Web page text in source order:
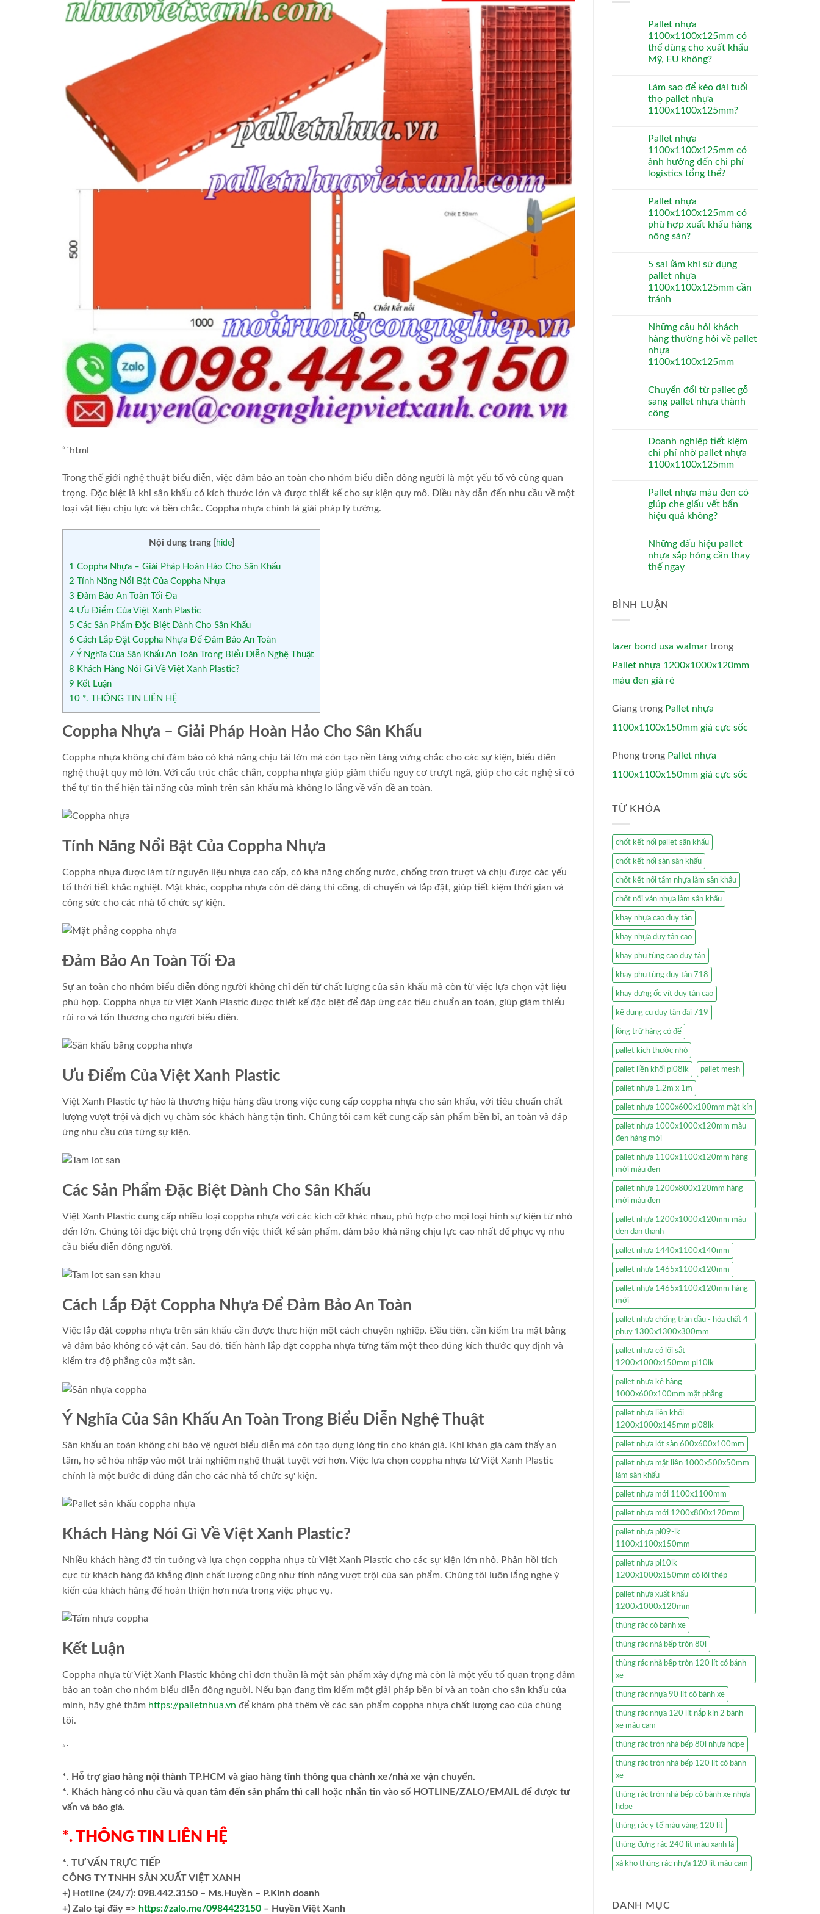
“`html
Trong thế giới nghệ thuật biểu diễn, việc đảm bảo an toàn cho nhóm biểu diễn đông người là một yếu tố vô cùng quan
trọng. Đặc biệt là khi sân khấu có kích thước lớn và được thiết kế cho sự kiện quy mô. Điều này dẫn đến nhu cầu về một
loại vật liệu chịu lực và bền chắc. Coppha nhựa chính là giải pháp lý tưởng.
Nội dung trang hide]
1 Coppha Nhựa – Giải Pháp Hoàn Hảo Cho Sân Khấu
2 Tính Năng Nổi Bật Của Coppha Nhựa
3 Đảm Bảo An Toàn Tối Đa
4 Ưu Điểm Của Việt Xanh Plastic
5 Các Sản Phẩm Đặc Biệt Dành Cho Sân Khấu
6 Cách Lắp Đặt Coppha Nhựa Để Đảm Bảo An Toàn
7 Ý Nghĩa Của Sân Khấu An Toàn Trong Biểu Diễn Nghệ Thuật
8 Khách Hàng Nói Gì Về Việt Xanh Plastic?
9 Kết Luận
10 *. THÔNG TIN LIÊN HỆ
Coppha Nhựa – Giải Pháp Hoàn Hảo Cho Sân Khấu
Coppha nhựa không chỉ đảm bảo có khả năng chịu tải lớn mà còn tạo nền tảng vững chắc cho các sự kiện, biểu diễn
nghệ thuật quy mô lớn. Với cấu trúc chắc chắn, coppha nhựa giúp giảm thiểu nguy cơ trượt ngã, giúp cho các nghệ sĩ có
thể tự tin thể hiện tài năng của mình trên sân khấu mà không lo lắng về vấn đề an toàn.
Tính Năng Nổi Bật Của Coppha Nhựa
Coppha nhựa được làm từ nguyên liệu nhựa cao cấp, có khả năng chống nước, chống trơn trượt và chịu được các yếu
tố thời tiết khắc nghiệt. Mặt khác, coppha nhựa còn dễ dàng thi công, di chuyển và lắp đặt, giúp tiết kiệm thời gian và
công sức cho các nhà tổ chức sự kiện.
Đảm Bảo An Toàn Tối Đa
Sự an toàn cho nhóm biểu diễn đông người không chỉ đến từ chất lượng của sân khấu mà còn từ việc lựa chọn vật liệu
phù hợp. Coppha nhựa từ Việt Xanh Plastic được thiết kế đặc biệt để đáp ứng các tiêu chuẩn an toàn, giúp giảm thiểu
rủi ro và tổn thương cho người biểu diễn.
Ưu Điểm Của Việt Xanh Plastic
Việt Xanh Plastic tự hào là thương hiệu hàng đầu trong việc cung cấp coppha nhựa cho sân khấu, với tiêu chuẩn chất
lượng vượt trội và dịch vụ chăm sóc khách hàng tận tình. Chúng tôi cam kết cung cấp sản phẩm bền bỉ, an toàn và đáp
ứng nhu cầu của từng sự kiện.
Các Sản Phẩm Đặc Biệt Dành Cho Sân Khấu
Việt Xanh Plastic cung cấp nhiều loại coppha nhựa với các kích cỡ khác nhau, phù hợp cho mọi loại hình sự kiện từ nhỏ
đến lớn. Chúng tôi đặc biệt chú trọng đến việc thiết kế sản phẩm, đảm bảo khả năng chịu lực cao nhất để phục vụ nhu
cầu biểu diễn đông người.
Cách Lắp Đặt Coppha Nhựa Để Đảm Bảo An Toàn
Việc lắp đặt coppha nhựa trên sân khấu cần được thực hiện một cách chuyên nghiệp. Đầu tiên, cần kiểm tra mặt bằng
và đảm bảo không có vật cản. Sau đó, tiến hành lắp đặt coppha nhựa từng tấm một theo đúng kích thước quy định và
kiểm tra độ phẳng của mặt sân.
Ý Nghĩa Của Sân Khấu An Toàn Trong Biểu Diễn Nghệ Thuật
Sân khấu an toàn không chỉ bảo vệ người biểu diễn mà còn tạo dựng lòng tin cho khán giả. Khi khán giả cảm thấy an
tâm, họ sẽ hòa nhập vào một trải nghiệm nghệ thuật tuyệt vời hơn. Việc lựa chọn coppha nhựa từ Việt Xanh Plastic
chính là một bước đi đúng đắn cho các nhà tổ chức sự kiện.
Khách Hàng Nói Gì Về Việt Xanh Plastic?
Nhiều khách hàng đã tin tưởng và lựa chọn coppha nhựa từ Việt Xanh Plastic cho các sự kiện lớn nhỏ. Phản hồi tích
cực từ khách hàng đã khẳng định chất lượng cũng như tính năng vượt trội của sản phẩm. Chúng tôi luôn lắng nghe ý
kiến của khách hàng để hoàn thiện hơn nữa trong việc phục vụ.
Kết Luận
Coppha nhựa từ Việt Xanh Plastic không chỉ đơn thuần là một sản phẩm xây dựng mà còn là một yếu tố quan trọng đảm
bảo an toàn cho nhóm biểu diễn đông người. Nếu bạn đang tìm kiếm một giải pháp bền bỉ và an toàn cho sân khấu của
mình, hãy ghé thăm https://palletnhua.vn để khám phá thêm về các sản phẩm coppha nhựa chất lượng cao của chúng
tôi.
“`
*. Hỗ trợ giao hàng nội thành TP.HCM và giao hàng tỉnh thông qua chành xe/nhà xe vận chuyển.
*. Khách hàng có nhu cầu và quan tâm đến sản phẩm thì call hoặc nhắn tin vào số HOTLINE/ZALO/EMAIL để được tư
vấn và báo giá.
*. THÔNG TIN LIÊN HỆ
*. TƯ VẤN TRỰC TIẾP
CÔNG TY TNHH SẢN XUẤT VIỆT XANH
+) Hotline (24/7): 098.442.3150 – Ms.Huyền – P.Kinh doanh
+) Zalo tại đây => https://zalo.me/0984423150 – Huyền Việt Xanh
Pallet nhựa
1100x1100x125mm có
thể dùng cho xuất khẩu
Mỹ, EU không?
Làm sao để kéo dài tuổi
thọ pallet nhựa
1100x1100x125mm?
Pallet nhựa
1100x1100x125mm có
ảnh hưởng đến chi phí
logistics tổng thể?
Pallet nhựa
1100x1100x125mm có
phù hợp xuất khẩu hàng
nông sản?
5 sai lầm khi sử dụng
pallet nhựa
1100x1100x125mm cần
tránh
Những câu hỏi khách
hàng thường hỏi về pallet
nhựa
1100x1100x125mm
Chuyển đổi từ pallet gỗ
sang pallet nhựa thành
công
Doanh nghiệp tiết kiệm
chi phí nhờ pallet nhựa
1100x1100x125mm
Pallet nhựa màu đen có
giúp che giấu vết bẩn
hiệu quả không?
Những dấu hiệu pallet
nhựa sắp hỏng cần thay
thế ngay
BÌNH LUẬN
lazer bond usa walmar trong
Pallet nhựa 1200x1000x120mm
màu đen giá rẻ
Giang trong Pallet nhựa
1100x1100x150mm giá cực sốc
Phong trong Pallet nhựa
1100x1100x150mm giá cực sốc
TỪ KHÓA
chốt kết nối pallet sân khấu
chốt kết nối sàn sân khấu
chốt kết nối tấm nhựa làm sân khấu
chốt nối ván nhựa làm sân khấu
khay nhựa cao duy tân
khay nhựa duy tân cao
khay phụ tùng cao duy tân
khay phụ tùng duy tân 718
khay đựng ốc vít duy tân cao
kệ dụng cụ duy tân đại 719
lồng trữ hàng có đế
pallet kích thước nhỏ
pallet liền khối pl08lk pallet mesh
pallet nhựa 1.2m x 1m
pallet nhựa 1000x600x100mm mặt kín
pallet nhựa 1000x1000x120mm màu
đen hàng mới
pallet nhựa 1100x1100x120mm hàng
mới màu đen
pallet nhựa 1200x800x120mm hàng
mới màu đen
pallet nhựa 1200x1000x120mm màu
đen đan thanh
pallet nhựa 1440x1100x140mm
pallet nhựa 1465x1100x120mm
pallet nhựa 1465x1100x120mm hàng
mới
pallet nhựa chống tràn dầu - hóa chất 4
phuy 1300x1300x300mm
pallet nhựa có lõi sắt
1200x1000x150mm pl10lk
pallet nhựa kê hàng
1000x600x100mm mặt phẳng
pallet nhựa liền khối
1200x1000x145mm pl08lk
pallet nhựa lót sàn 600x600x100mm
pallet nhựa mặt liền 1000x500x50mm
làm sân khấu
pallet nhựa mới 1100x1100mm
pallet nhựa mới 1200x800x120mm
pallet nhựa pl09-lk
1100x1100x150mm
pallet nhựa pl10lk
1200x1000x150mm có lõi thép
pallet nhựa xuất khẩu
1200x1000x120mm
thùng rác có bánh xe
thùng rác nhà bếp tròn 80l
thùng rác nhà bếp tròn 120 lít có bánh
xe
thùng rác nhựa 90 lít có bánh xe
thùng rác nhựa 120 lít nắp kín 2 bánh
xe màu cam
thùng rác tròn nhà bếp 80l nhựa hdpe
thùng rác tròn nhà bếp 120 lít có bánh
xe
thùng rác tròn nhà bếp có bánh xe nhựa
hdpe
thùng rác y tế màu vàng 120 lít
thùng đựng rác 240 lít màu xanh lá
xả kho thùng rác nhựa 120 lít màu cam
DANH MỤC